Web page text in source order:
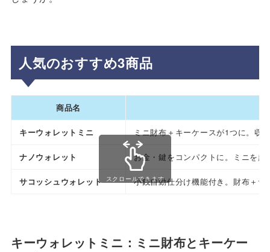
人気のおすすめ3商品
商品名
キーウォレットミニ ミニ財布＋キーケースが1つに。収
ナノウォレット お金・鍵をコンパクトに。ミニを超
サコッシュウォレット 小銭自動仕分け機能付き。財布＋
スクロールできます
キーウォレットミニ：ミニ財布とキーケー